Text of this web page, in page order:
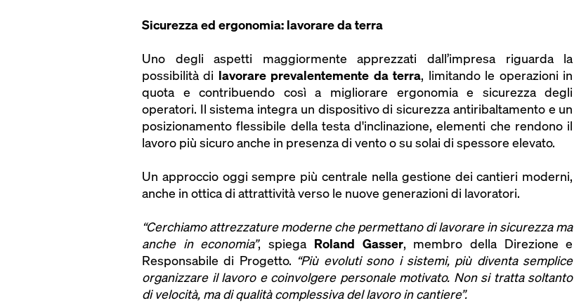
Sicurezza ed ergonomia: lavorare da terra
Uno degli aspetti maggiormente apprezzati dall’impresa riguarda la
possibilità di lavorare prevalentemente da terra, limitando le operazioni in
quota e contribuendo così a migliorare ergonomia e sicurezza degli
operatori. Il sistema integra un dispositivo di sicurezza antiribaltamento e un
posizionamento flessibile della testa d'inclinazione, elementi che rendono il
lavoro più sicuro anche in presenza di vento o su solai di spessore elevato.
Un approccio oggi sempre più centrale nella gestione dei cantieri moderni,
anche in ottica di attrattività verso le nuove generazioni di lavoratori.
“Cerchiamo attrezzature moderne che permettano di lavorare in sicurezza ma
anche in economia”, spiega Roland Gasser, membro della Direzione e
Responsabile di Progetto. “Più evoluti sono i sistemi, più diventa semplice
organizzare il lavoro e coinvolgere personale motivato. Non si tratta soltanto
di velocità, ma di qualità complessiva del lavoro in cantiere”.